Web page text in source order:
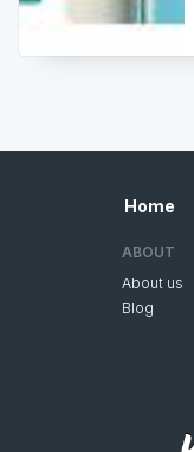
Home
ABOUT
About us
Blog